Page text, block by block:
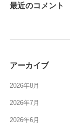
最近のコメント
アーカイブ
2026年8月
2026年7月
2026年6月